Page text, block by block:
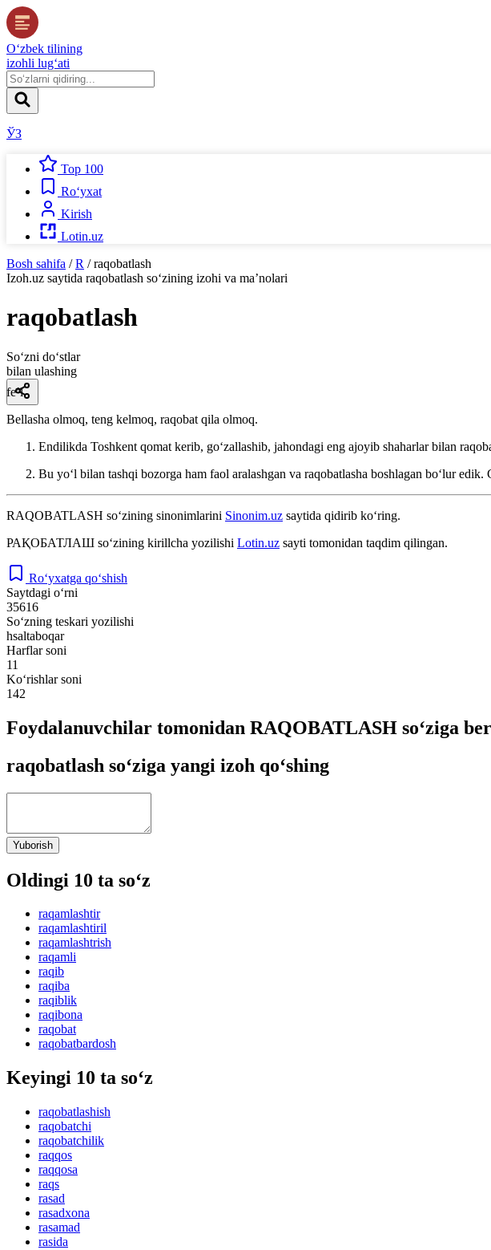
O‘zbek tilining
izohli lug‘ati
ЎЗ
Top 100
Ro‘yxat
Kirish
Lotin.uz
Bosh sahifa / R / raqobatlash
Izoh.uz saytida raqobatlash so‘zining izohi va ma’nolari
raqobatlash
So‘zni do‘stlar
bilan ulashing
fe’l
Bellasha olmoq, teng kelmoq, raqobat qila olmoq.
Endilikda Toshkent qomat kerib, goʻzallashib, jahondagi eng ajoyib shaharlar bilan
Bu yoʻl bilan tashqi bozorga ham faol aralashgan va raqobatlasha boshlagan boʻlur edik.
RAQOBATLASH so‘zining sinonimlarini Sinonim.uz saytida qidirib ko‘ring.
РАҚОБАТЛАШ so‘zining kirillcha yozilishi Lotin.uz sayti tomonidan taqdim qilingan.
Ro‘yxatga qo‘shish
Saytdagi o‘rni
35616
So‘zning teskari yozilishi
hsaltaboqar
Harflar soni
11
Ko‘rishlar soni
142
Foydalanuvchilar tomonidan RAQOBATLASH so‘ziga
raqobatlash so‘ziga yangi izoh qo‘shing
Yuborish
Oldingi 10 ta so‘z
raqamlashtir
raqamlashtiril
raqamlashtrish
raqamli
raqib
raqiba
raqiblik
raqibona
raqobat
raqobatbardosh
Keyingi 10 ta so‘z
raqobatlashish
raqobatchi
raqobatchilik
raqqos
raqqosa
raqs
rasad
rasadxona
rasamad
rasida